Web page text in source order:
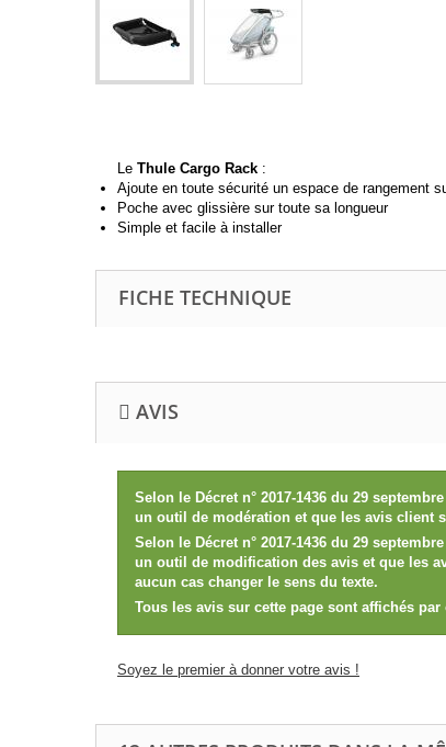
Le Thule Cargo Rack :
Ajoute en toute sécurité un espace de rangement
Poche avec glissière sur toute sa longueur
Simple et facile à installer
FICHE TECHNIQUE
AVIS
Selon le Décret n° 2017-1436 du 29
un outil de modération et que les avis client
Selon le Décret n° 2017-1436 du 29
un outil de modification des avis et que les
aucun cas changer le sens du texte.
Tous les avis sur cette page sont affichés
Soyez le premier à donner votre avis !